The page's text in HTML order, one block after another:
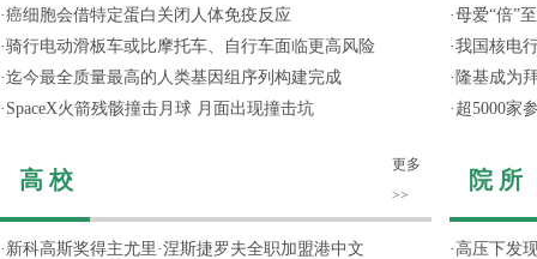
·癌细胞会借特定蛋白关闭人体免疫反应
·骑行电动滑板车或比摩托车、自行车面临更高风险
·迄今最全质量最高的人类基因组序列构建完成
· SpaceX火箭残骸撞击月球 月面出现撞击坑
高 校
更多
>>
· 新科高斯奖得主尤里·涅斯捷罗夫全职加盟港中文
·母爱“倍”
·我国核电
· 隆基成为
· 超5000家
院 所
· 高压下发